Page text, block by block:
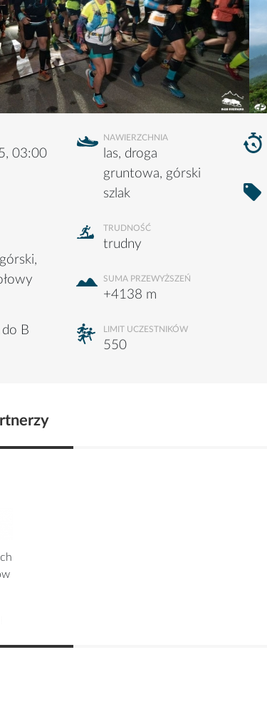
03:00
B
NAWIERZCHNIA
las, droga
gruntowa, górski
szlak
TRUDNOŚĆ
trudny
SUMA PRZEWYŻSZEŃ
+4138 m
LIMIT UCZESTNIKÓW
550